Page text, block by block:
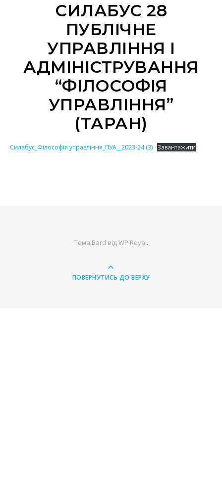
СИЛАБУС 28
ПУБЛІЧНЕ
УПРАВЛІННЯ І
АДМІНІСТРУВАННЯ
“ФІЛОСОФІЯ
УПРАВЛІННЯ”
(ТАРАН)
Силабус_Філософія управління_ПУА__2023-24 (3) Завантажити
Тема Bard відWP Royal.
ПОВЕРНУТИСЬ ДО ВЕРХУ